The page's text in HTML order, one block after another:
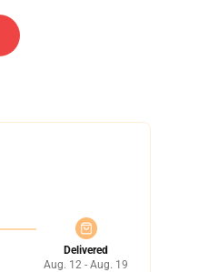
Delivered
Aug. 12 - Aug. 19